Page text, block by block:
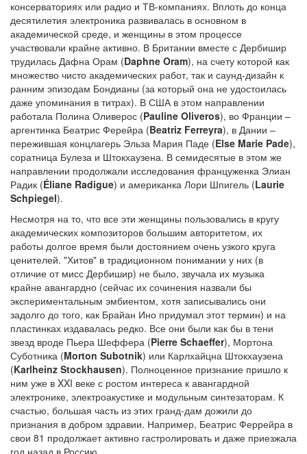
консерваториях или радио и ТВ-компаниях. Вплоть до конца
десятилетия электроника развивалась в основном в
академической среде, и женщины в этом процессе
участвовали крайне активно. В Британии вместе с Дербишир
трудилась Дафна Орам (Daphne Oram), на счету которой как
множество чисто академических работ, так и саунд-дизайн к
ранним эпизодам Бондианы (за который она не удостоилась
даже упоминания в титрах). В США в этом направлении
работала Полина Оливерос (Pauline Oliveros), во Франции –
аргентинка Беатрис Ферейра (Beatriz Ferreyra), в Дании –
пережившая концлагерь Эльза Мария Паде (Else Marie Pade),
соратница Булеза и Штокхаузена. В семидесятые в этом же
направлении продолжали исследования француженка Элиан
Радик (Éliane Radigue) и американка Лори Шпигель (Laurie
Schpiegel).
Несмотря на то, что все эти женщины пользовались в кругу
академических композиторов большим авторитетом, их
работы долгое время были достоянием очень узкого круга
ценителей. "Хитов" в традиционном понимании у них (в
отличие от мисс Дербишир) не было, звучала их музыка
крайне авангардно (сейчас их сочинения назвали бы
экспериментальным эмбиентом, хотя записывались они
задолго до того, как Брайан Ино придумал этот термин) и на
пластинках издавалась редко. Все они были как бы в тени
звезд вроде Пьера Шеффера (Pierre Schaeffer), Мортона
Суботника (Morton Subotnik) или Карлхайцна Штокхаузена
(Karlheinz Stockhausen). Полноценное признание пришло к
ним уже в XXI веке с ростом интереса к авангардной
электронике, электроакустике и модульным синтезаторам. К
счастью, большая часть из этих гранд-дам дожили до
признания в добром здравии. Например, Беатрис Феррейра в
свои 81 продолжает активно гастролировать и даже приезжала
год назад в Россию.